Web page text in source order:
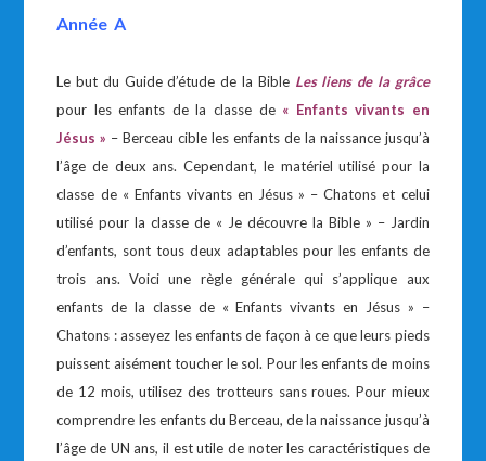
Année A
Le but du Guide d’étude de la Bible Les liens de la grâce
pour les enfants de la classe de « Enfants vivants en
Jésus » – Berceau cible les enfants de la naissance jusqu’à
l’âge de deux ans. Cependant, le matériel utilisé pour la
classe de « Enfants vivants en Jésus » – Chatons et celui
utilisé pour la classe de « Je découvre la Bible » – Jardin
d’enfants, sont tous deux adaptables pour les enfants de
trois ans. Voici une règle générale qui s’applique aux
enfants de la classe de « Enfants vivants en Jésus » –
Chatons : asseyez les enfants de façon à ce que leurs pieds
puissent aisément toucher le sol. Pour les enfants de moins
de 12 mois, utilisez des trotteurs sans roues. Pour mieux
comprendre les enfants du Berceau, de la naissance jusqu’à
l’âge de UN ans, il est utile de noter les caractéristiques de